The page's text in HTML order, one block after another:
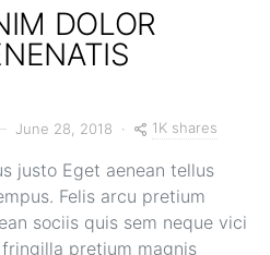
DOLOR
June 28, 2018 1K shares
justo Eget aenean tellus
Felis arcu pretium
sociis quis sem neque vici
pretium magnis